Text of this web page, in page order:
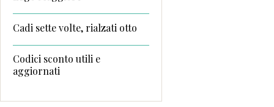
Cadi sette volte, rialzati otto
Codici sconto utili e
aggiornati